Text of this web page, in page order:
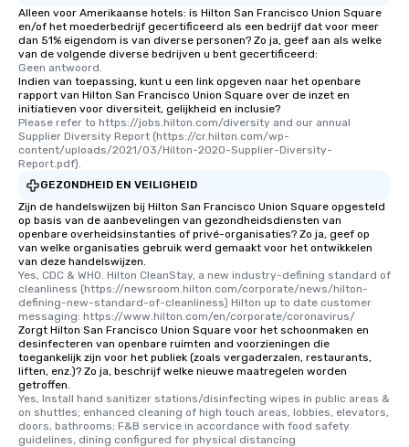
Alleen voor Amerikaanse hotels: is Hilton San Francisco Union Square
en/of het moederbedrijf gecertificeerd als een bedrijf dat voor meer
dan 51% eigendom is van diverse personen? Zo ja, geef aan als welke
van de volgende diverse bedrijven u bent gecertificeerd:
Geen antwoord.
Indien van toepassing, kunt u een link opgeven naar het openbare
rapport van Hilton San Francisco Union Square over de inzet en
initiatieven voor diversiteit, gelijkheid en inclusie?
Please refer to https://jobs.hilton.com/diversity and our annual
Supplier Diversity Report (https://cr.hilton.com/wp-
content/uploads/2021/03/Hilton-2020-Supplier-Diversity-
Report.pdf).
GEZONDHEID EN VEILIGHEID
Zijn de handelswijzen bij Hilton San Francisco Union Square opgesteld
op basis van de aanbevelingen van gezondheidsdiensten van
openbare overheidsinstanties of privé-organisaties? Zo ja, geef op
van welke organisaties gebruik werd gemaakt voor het ontwikkelen
van deze handelswijzen.
Yes, CDC & WHO. Hilton CleanStay, a new industry-defining standard of
cleanliness (https://newsroom.hilton.com/corporate/news/hilton-
defining-new-standard-of-cleanliness) Hilton up to date customer
messaging: https://www.hilton.com/en/corporate/coronavirus/
Zorgt Hilton San Francisco Union Square voor het schoonmaken en
desinfecteren van openbare ruimten and voorzieningen die
toegankelijk zijn voor het publiek (zoals vergaderzalen, restaurants,
liften, enz.)? Zo ja, beschrijf welke nieuwe maatregelen worden
getroffen.
Yes, Install hand sanitizer stations/disinfecting wipes in public areas &
on shuttles; enhanced cleaning of high touch areas, lobbies, elevators,
doors, bathrooms; F&B service in accordance with food safety
guidelines, dining configured for physical distancing